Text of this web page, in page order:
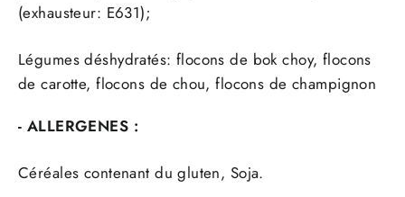
(exhausteur: E631);
Légumes déshydratés: flocons de bok choy, flocons
de carotte, flocons de chou, flocons de champignon
- ALLERGENES :
Céréales contenant du gluten, Soja.